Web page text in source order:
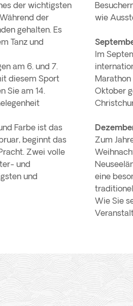
der wichtigsten
der
gehalten. Es
Tanz und
am 6. und 7.
diesem Sport
Sie am 14.
Farbe ist das
beginnt das
Zwei volle
und
und
wie
Im
Oktober
Zum
eine
Wie Sie